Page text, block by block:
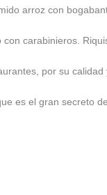
arroz con
carabinieros.
por su
es el gran secreto